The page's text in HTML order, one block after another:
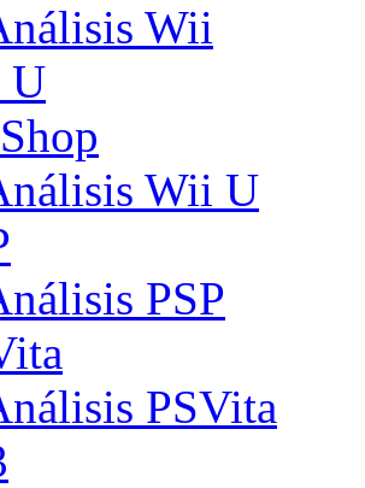
Wii
U
Wii U
PSP
PSVita